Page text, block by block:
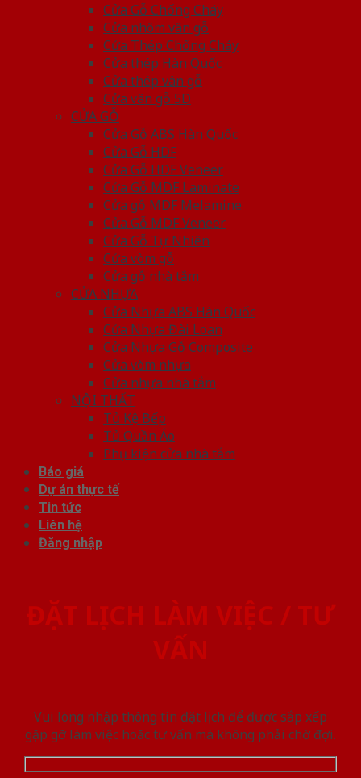
Cửa Gỗ Chống Cháy
Cửa nhôm vân gỗ
Cửa Thép Chống Cháy
Cửa thép Hàn Quốc
Cửa thép vân gỗ
Cửa vân gỗ 5D
CỬA GỖ
Cửa Gỗ ABS Hàn Quốc
Cửa Gỗ HDF
Cửa Gỗ HDF Veneer
Cửa Gỗ MDF Laminate
Cửa gỗ MDF Melamine
Cửa Gỗ MDF Veneer
Cửa Gỗ Tự Nhiên
Cửa vòm gỗ
Cửa gỗ nhà tắm
CỬA NHỰA
Cửa Nhựa ABS Hàn Quốc
Cửa Nhựa Đài Loan
Cửa Nhựa Gỗ Composite
Cửa vòm nhựa
Cửa nhựa nhà tắm
NỘI THẤT
Tủ Kệ Bếp
Tủ Quần Áo
Phụ kiện cửa nhà tắm
Báo giá
Dự án thực tế
Tin tức
Liên hệ
Đăng nhập
ĐẶT LỊCH LÀM VIỆC / TƯ
VẤN
Vui lòng nhập thông tin đặt lịch để được sắp xếp
gặp gỡ làm việc hoăc tư vấn mà không phải chờ đợi.